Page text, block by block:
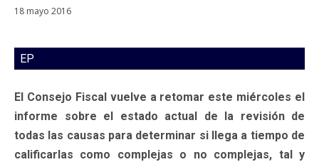
18 mayo 2016
EP
El Consejo Fiscal vuelve a retomar este miércoles el
informe sobre el estado actual de la revisión de
todas las causas para determinar si llega a tiempo de
calificarlas como complejas o no complejas, tal y